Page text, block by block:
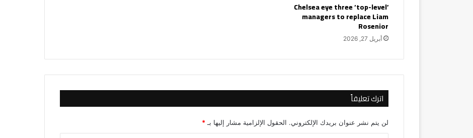
Chelsea eye three ‘top-level’
managers to replace Liam
Rosenior
أبريل 27, 2026
اترك تعليقاً
لن يتم نشر عنوان بريدك الإلكتروني. الحقول الإلزامية مشار إليها بـ*